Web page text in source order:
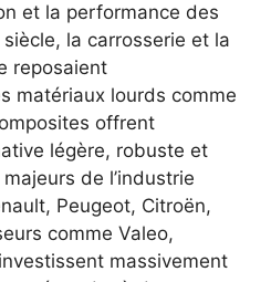
et la performance des
la carrosserie et la
reposaient
matériaux lourds comme
offrent
légère, robuste et
de l’industrie
Peugeot, Citroën,
comme Valeo,
massivement